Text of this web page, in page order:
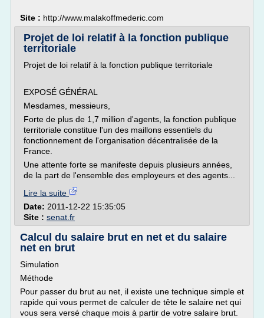
Site : http://www.malakoffmederic.com
Projet de loi relatif à la fonction publique
territoriale
Projet de loi relatif à la fonction publique territoriale
EXPOSÉ GÉNÉRAL
Mesdames, messieurs,
Forte de plus de 1,7 million d'agents, la fonction publique
territoriale constitue l'un des maillons essentiels du
fonctionnement de l'organisation décentralisée de la
France.
Une attente forte se manifeste depuis plusieurs années,
de la part de l'ensemble des employeurs et des agents...
Lire la suite
Date: 2011-12-22 15:35:05
Site : senat.fr
Calcul du salaire brut en net et du salaire
net en brut
Simulation
Méthode
Pour passer du brut au net, il existe une technique simple et
rapide qui vous permet de calculer de tête le salaire net qui
vous sera versé chaque mois à partir de votre salaire brut.